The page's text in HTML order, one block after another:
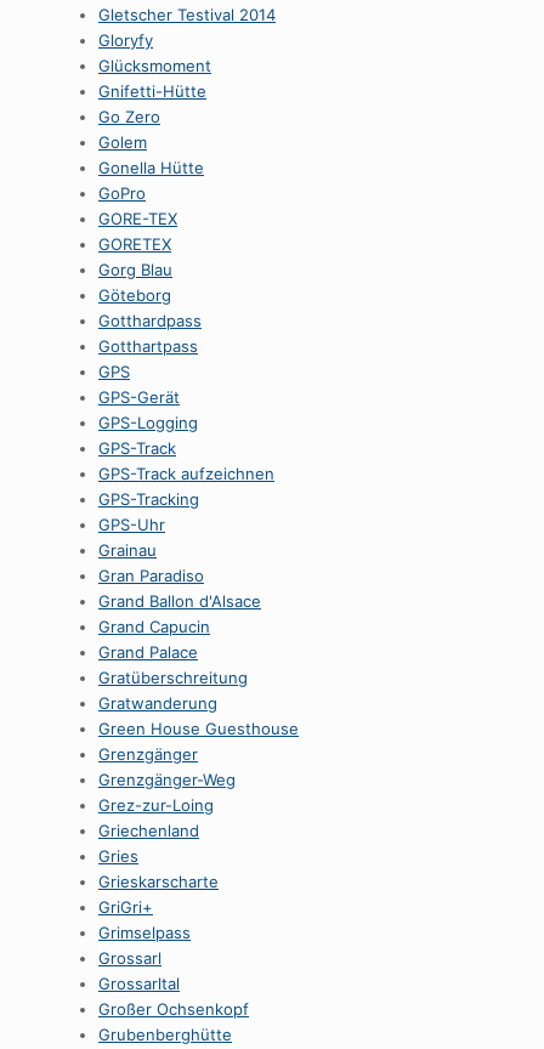
Gletscher Testival 2014
Gloryfy
Glücksmoment
Gnifetti-Hütte
Go Zero
Golem
Gonella Hütte
GoPro
GORE-TEX
GORETEX
Gorg Blau
Göteborg
Gotthardpass
Gotthartpass
GPS
GPS-Gerät
GPS-Logging
GPS-Track
GPS-Track aufzeichnen
GPS-Tracking
GPS-Uhr
Grainau
Gran Paradiso
Grand Ballon d'Alsace
Grand Capucin
Grand Palace
Gratüberschreitung
Gratwanderung
Green House Guesthouse
Grenzgänger
Grenzgänger-Weg
Grez-zur-Loing
Griechenland
Gries
Grieskarscharte
GriGri+
Grimselpass
Grossarl
Grossarltal
Großer Ochsenkopf
Grubenberghütte